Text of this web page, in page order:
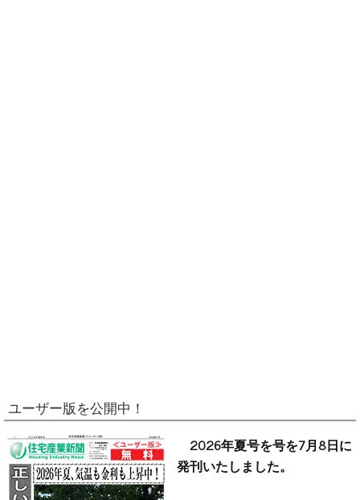
ユーザー版を公開中！
2026年夏号を号を7月8日に
発刊いたしました。